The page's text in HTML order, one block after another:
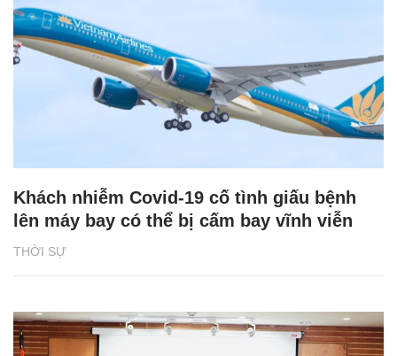
THỜI SỰ
Khách nhiễm Covid-19 cố tình giấu bệnh
lên máy bay có thể bị cấm bay vĩnh viễn